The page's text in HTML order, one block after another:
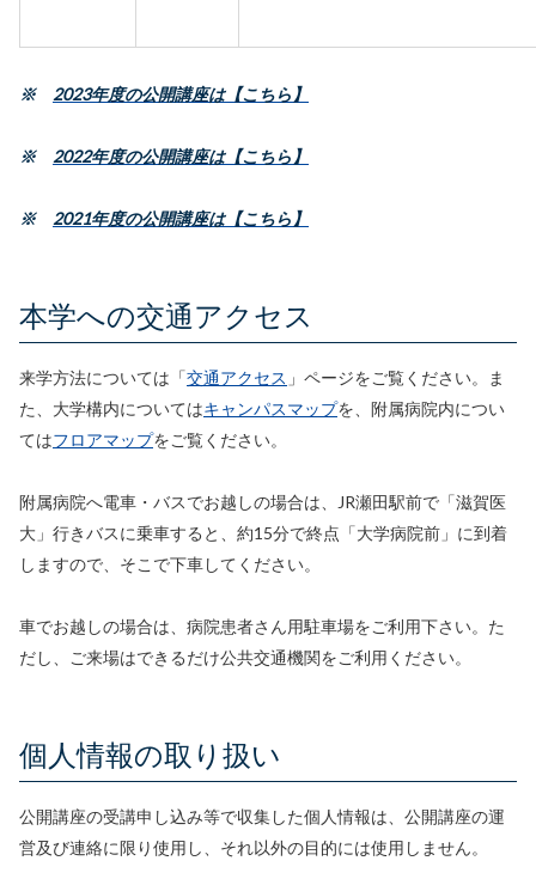
※ 2023年度の公開講座は【こちら】
※ 2022年度の公開講座は【こちら】
※ 2021年度の公開講座は【こちら】
本学への交通アクセス
来学方法については「交通アクセス 」ページをご覧ください。ま
た、大学構内についてはキャンパスマップを、附属病院内につい
てはフロアマップをご覧ください。
附属病院へ電車・バスでお越しの場合は、JR瀬田駅前で「滋賀医
大」行きバスに乗車すると、約15分で終点「大学病院前」に到着
しますので、そこで下車してください。
車でお越しの場合は、病院患者さん用駐車場をご利用下さい。た
だし、ご来場はできるだけ公共交通機関をご利用ください。
個人情報の取り扱い
公開講座の受講申し込み等で収集した個人情報は、公開講座の運
営及び連絡に限り使用し、それ以外の目的には使用しません。